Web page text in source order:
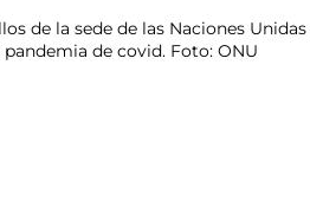
de la sede de las Naciones
de covid. Foto: ONU